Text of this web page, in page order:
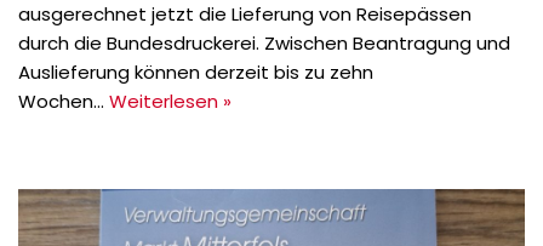
ausgerechnet jetzt die Lieferung von Reisepässen
durch die Bundesdruckerei. Zwischen Beantragung und
Auslieferung können derzeit bis zu zehn
Wochen… Weiterlesen »